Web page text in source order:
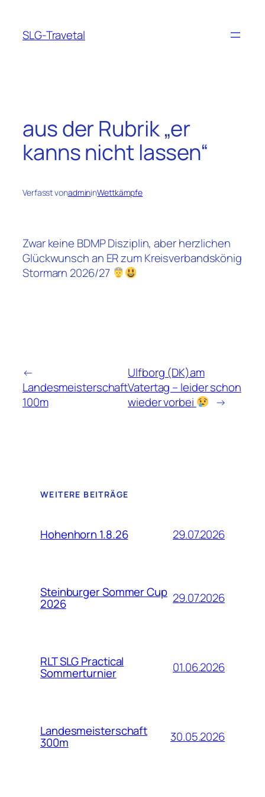
springen
SLG-Travetal
aus der Rubrik „er
kanns nicht lassen“
Verfasst vonadmininWettkämpfe
Zwar keine BDMP Disziplin, aber herzlichen
Glückwunsch an ER zum Kreisverbandskönig
Stormarn 2026/27
←
Landesmeisterschaft
100m
Ulfborg (DK)am
Vatertag – leider schon
wieder vorbei
→
WEITERE BEITRÄGE
Hohenhorn 1.8.26 29.07.2026
Steinburger Sommer Cup
2026 29.07.2026
RLT SLG Practical
Sommerturnier 01.06.2026
Landesmeisterschaft
300m 30.05.2026